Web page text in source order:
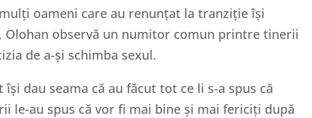
oameni care au renunțat la tranziție își
Olohan observă un numitor comun printre tinerii
de a-și schimba sexul.
își dau seama că au făcut tot ce li s-a spus că
le-au spus că vor fi mai bine și mai fericiți după